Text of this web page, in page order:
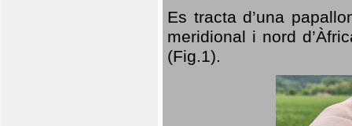
Es tracta d’una
meridional i nord
(Fig.1).